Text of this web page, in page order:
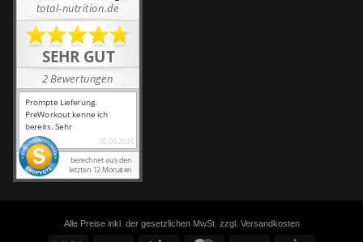
Alle Preise inkl. der gesetzlichen MwSt. zzgl. Versandkosten